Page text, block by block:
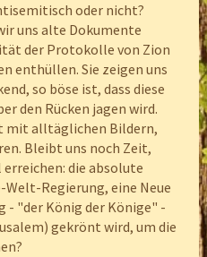
oder nicht?
uns alte Dokumente
der Protokolle von Zion
enthüllen. Sie zeigen uns
so böse ist, dass diese
den Rücken jagen wird.
mit alltäglichen Bildern,
Bleibt uns noch Zeit,
die absolute
Regierung, eine Neue
- "der König der Könige" -
gekrönt wird, um die